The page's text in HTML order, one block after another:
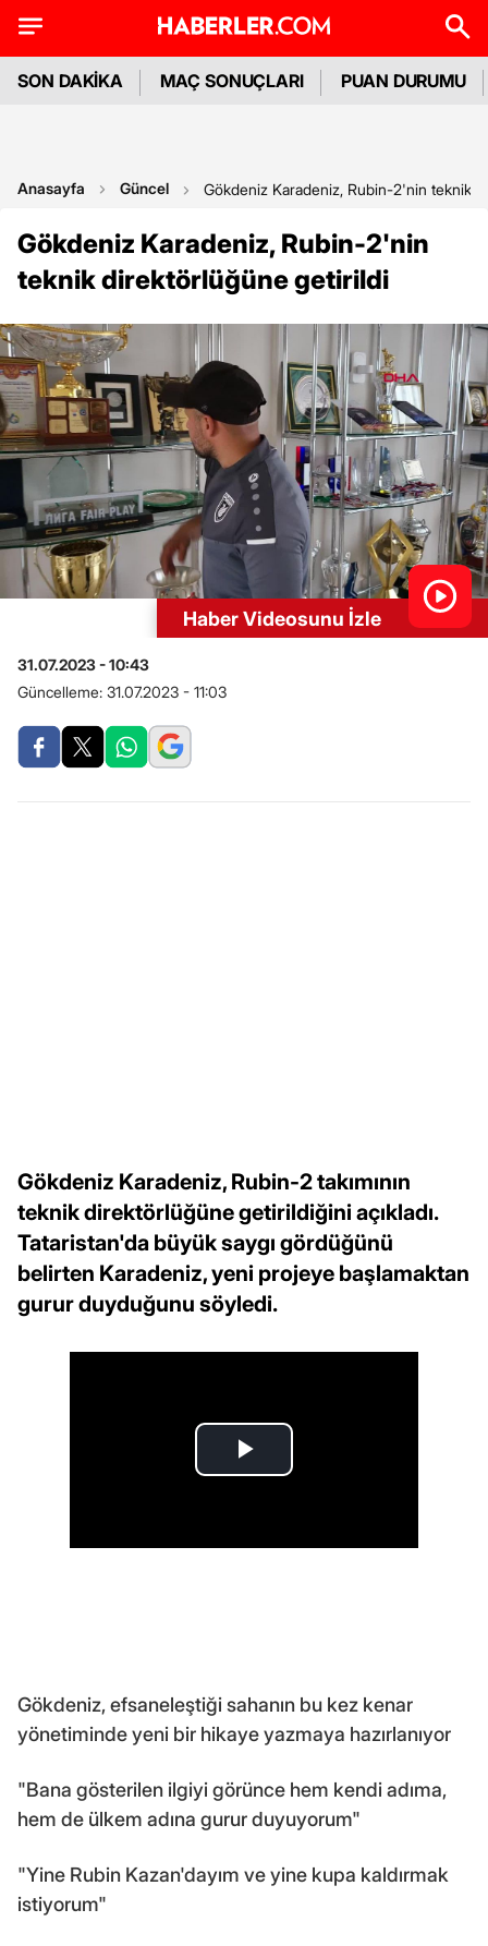
SON DAKİKA MAÇ SONUÇLARI PUAN DURUMU
Anasayfa Güncel Gökdeniz Karadeniz, Rubin-2'nin teknik
Gökdeniz Karadeniz, Rubin-2'nin
teknik direktörlüğüne getirildi
Haber Videosunu İzle
31.07.2023 - 10:43
Güncelleme: 31.07.2023 - 11:03
Gökdeniz Karadeniz, Rubin-2 takımının
teknik direktörlüğüne getirildiğini açıkladı.
Tataristan'da büyük saygı gördüğünü
belirten Karadeniz, yeni projeye başlamaktan
gurur duyduğunu söyledi.
Gökdeniz, efsaneleştiği sahanın bu kez kenar
yönetiminde yeni bir hikaye yazmaya hazırlanıyor
"Bana gösterilen ilgiyi görünce hem kendi adıma,
hem de ülkem adına gurur duyuyorum"
"Yine Rubin Kazan'dayım ve yine kupa kaldırmak
istiyorum"